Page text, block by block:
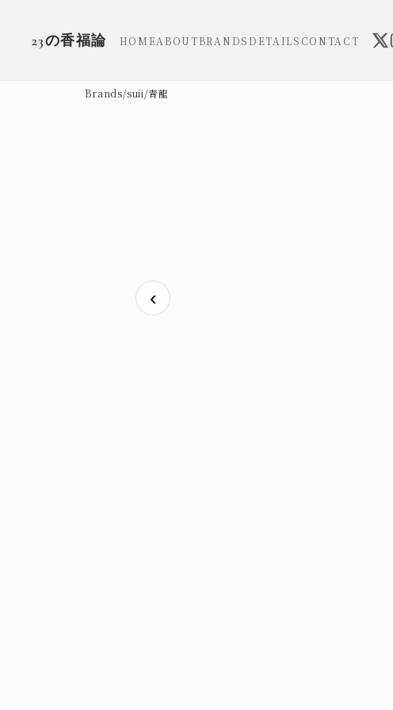
23の香福論 HOMEABOUTBRANDS DETAILS CONTACT
Brands/suii/青龍
‹